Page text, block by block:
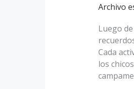
Archivo
Luego
Cada
los
de
acampar
[S’mores
en
cono
de
helado]